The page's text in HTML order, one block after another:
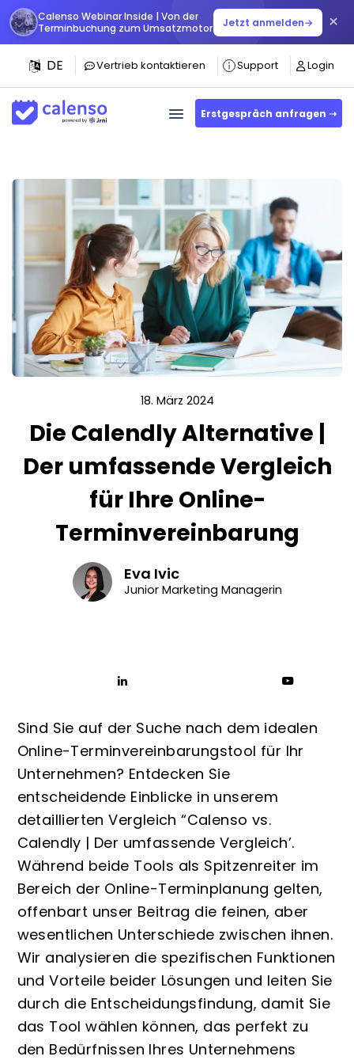
Calenso Webinar Inside | Von der
Terminbuchung zum Umsatzmotor
Jetzt anmelden→ ×
DE Vertrieb kontaktieren Support Login
Erstgespräch anfragen ➝
18. März 2024
Die Calendly Alternative |
Der umfassende Vergleich
für Ihre Online-
Terminvereinbarung
Eva Ivic
Junior Marketing Managerin
Sind Sie auf der Suche nach dem idealen
Online-Terminvereinbarungstool für Ihr
Unternehmen? Entdecken Sie
entscheidende Einblicke in unserem
detaillierten Vergleich “Calenso vs.
Calendly | Der umfassende Vergleich’.
Während beide Tools als Spitzenreiter im
Bereich der Online-Terminplanung gelten,
offenbart unser Beitrag die feinen, aber
wesentlichen Unterschiede zwischen ihnen.
Wir analysieren die spezifischen Funktionen
und Vorteile beider Lösungen und leiten Sie
durch die Entscheidungsfindung, damit Sie
das Tool wählen können, das perfekt zu
den Bedürfnissen Ihres Unternehmens